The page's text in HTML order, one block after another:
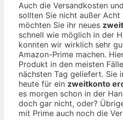
Auch die Versandkosten
sollten Sie nicht außer Acht
möchten Sie ihr neues
schnell wie möglich in der
konnten wir wirklich sehr
Amazon-Prime machen.
Produkt in den meisten
nächsten Tag geliefert. Sie
heute für ein zweitkonto
es morgen schon in der
doch gar nicht, oder?
mit Prime auch noch die